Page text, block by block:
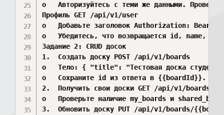
o	Авторизуйтесь с теми же данными. Проверьте, что токен совпадает.
Профиль GET /api/v1/user
o	Добавьте заголовок Authorization: Bearer {{token}}.
o	Убедитесь, что возвращается id, name, email, created_at.
Задание 2: CRUD досок
1.	Создать доску POST /api/v1/boards
o	Тело: { "title": "Тестовая доска студента" }
o	Сохраните id из ответа в {{boardId}}.
2.	Получить свои доски GET /api/v1/boards
o	Проверьте наличие my_boards и shared_boards.
3.	Обновить доску PUT /api/v1/boards/{{boardId}}